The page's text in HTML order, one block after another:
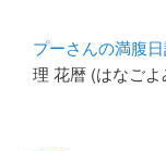
プーさんの満腹
理 花暦 (はなご